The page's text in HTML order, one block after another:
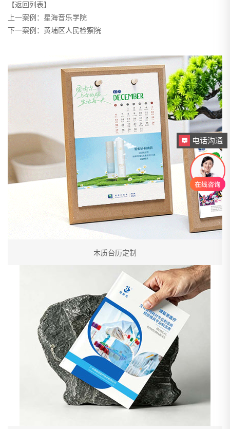
【返回列表】
上一案例： 星海音乐学院
下一案例： 黄埔区人民检察院
木质台历定制
电话沟通